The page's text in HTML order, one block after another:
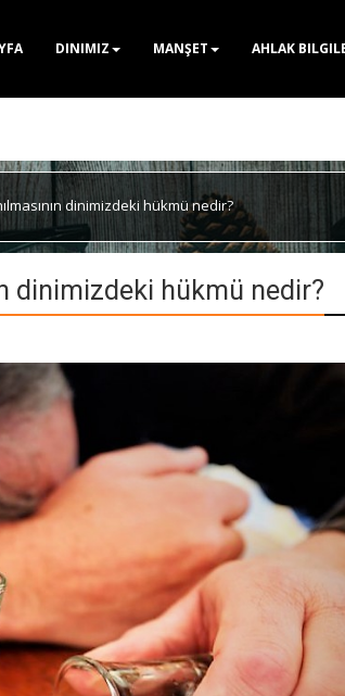
DINIMIZ MANŞET AHLAK
dinimizdeki hükmü nedir?
dinimizdeki hükmü nedir?